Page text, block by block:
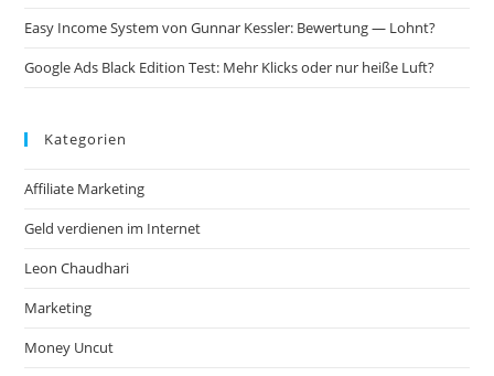
Easy Income System von Gunnar Kessler: Bewertung — Lohnt?
Google Ads Black Edition Test: Mehr Klicks oder nur heiße Luft?
Kategorien
Affiliate Marketing
Geld verdienen im Internet
Leon Chaudhari
Marketing
Money Uncut